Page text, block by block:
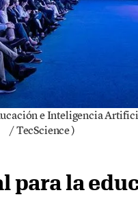
e Inteligencia
/ TecScience )
para la